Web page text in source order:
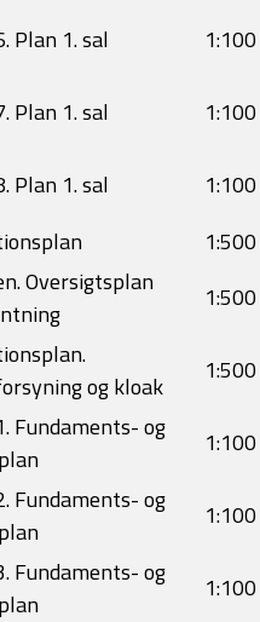
Plan 1. sal 1:100
Plan 1. sal ​1:100
Plan 1. sal
1:100
​1:500
Oversigtsplan
1:500
og kloak
​1:500
Fundaments- og
1:100
Fundaments- og
​1:100
Fundaments- og
1:100